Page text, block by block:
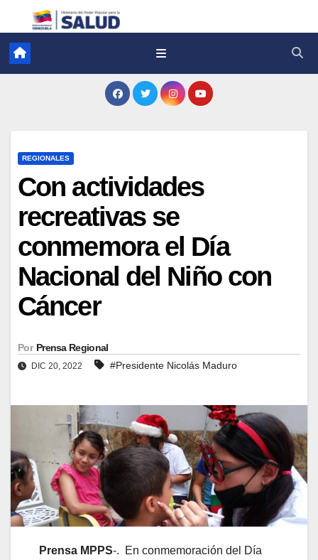
REGIONALES
Con actividades
recreativas se
conmemora el Día
Nacional del Niño con
Cáncer
Por Prensa Regional
DIC 20, 2022 #Presidente Nicolás Maduro
Prensa MPPS-. En conmemoración del Día